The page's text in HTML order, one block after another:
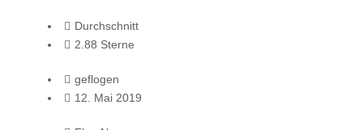
Durchschnitt
2.88 Sterne
geflogen
12. Mai 2019